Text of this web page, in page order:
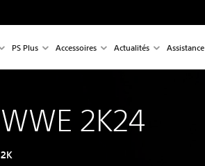
PS Plus Accessoires Actualités Assistance
WWE 2K24
2K